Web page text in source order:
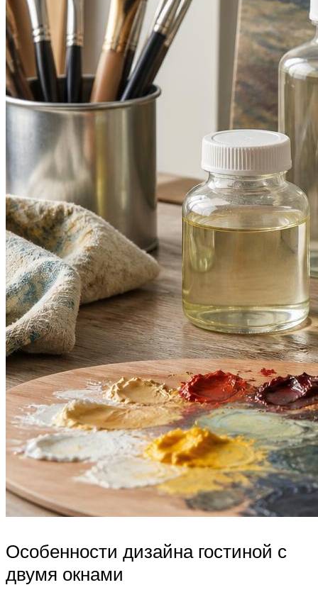
Особенности дизайна гостиной с
двумя окнами